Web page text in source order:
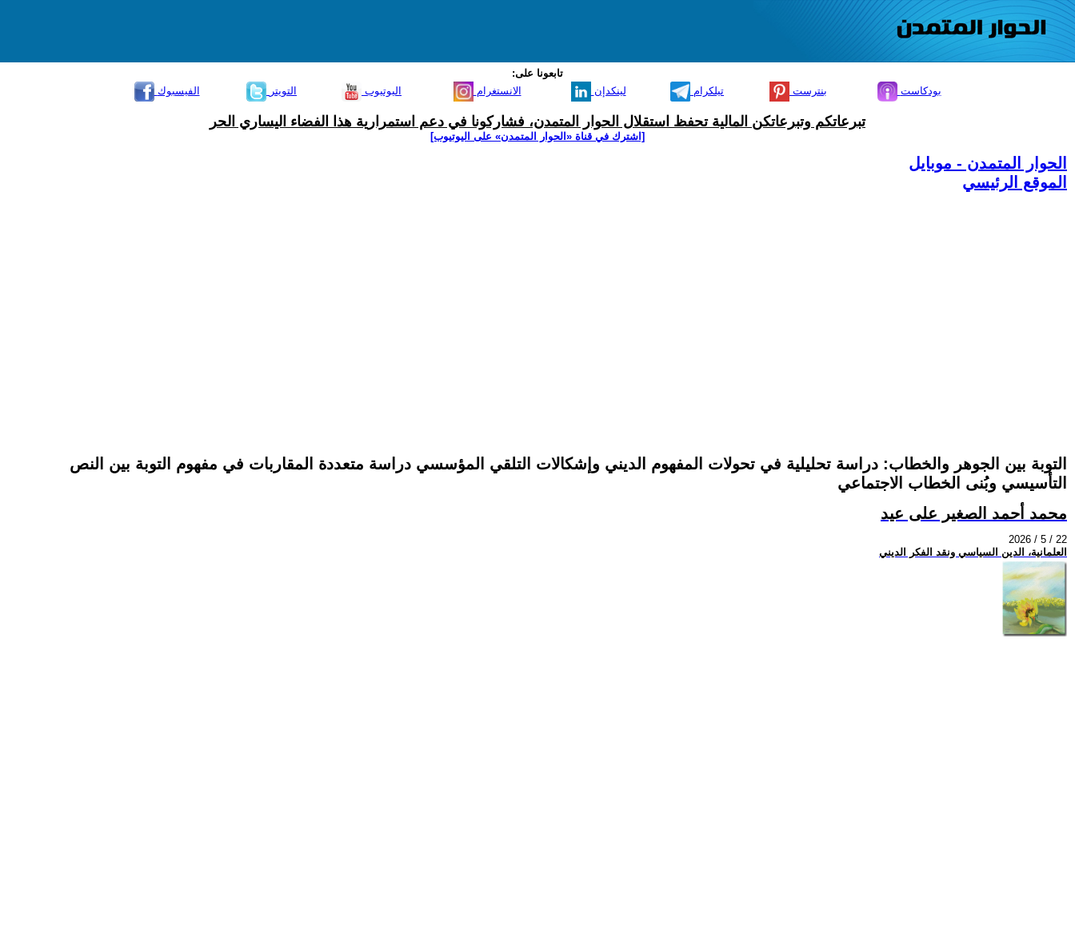
تابعونا على:
الفيسبوك
التويتر اليوتيوب الانستغرام لينكدإن تيلكرام بنترست بودكاست
تبرعاتكم وتبرعاتكن المالية تحفظ استقلال الحوار المتمدن، فشاركونا في دعم استمرارية هذا الفضاء اليساري الحر
[اشترك في قناة ‫«الحوار المتمدن» على اليوتيوب]
الحوار المتمدن - موبايل
الموقع الرئيسي
التوبة بين الجوهر والخطاب: دراسة تحليلية في تحولات المفهوم الديني وإشكالات التلقي المؤسسي دراسة متعددة المقاربات في مفهوم التوبة بين النص
التأسيسي وبُنى الخطاب الاجتماعي
محمد أحمد الصغير على عيد
2026 / 5 / 22
العلمانية، الدين السياسي ونقد الفكر الديني